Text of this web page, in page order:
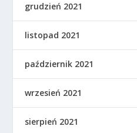
grudzień 2021
listopad 2021
październik 2021
wrzesień 2021
sierpień 2021